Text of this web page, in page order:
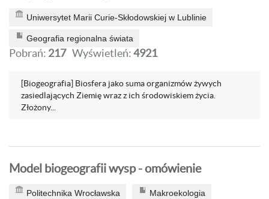
Uniwersytet Marii Curie-Skłodowskiej w Lublinie
Geografia regionalna świata
Pobrań: 217 Wyświetleń:4921
[Biogeografia] Biosfera jako suma organizmów żywych
zasiedlających Ziemię wraz z ich środowiskiem życia.
Złożony...
Model biogeografii wysp - omówienie
Politechnika Wrocławska Makroekologia